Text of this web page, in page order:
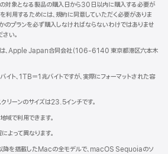
対象となる製品の購入日から30日以内に購入する必要が
用するためには、規約に同意していただく必要がありま
のプランを必ず購入しなければならないわけではありませ
い。
、Apple Japan合同会社（106-6140 東京都港区六本木
ト、1TB＝1兆バイトですが、実際にフォーマットされた容
リーンのサイズは23.5インチです。
で利用できます。
よって異なります。
を搭載したMacの全モデルで、macOS Sequoiaのソ